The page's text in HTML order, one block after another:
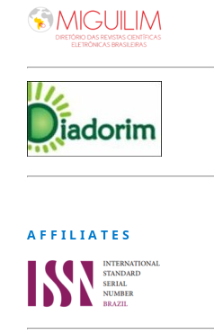
A F F I L I A T E S